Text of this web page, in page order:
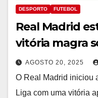
DESPORTO FUTEBOL
Real Madrid
vitória magra
AGOSTO 20, 2025
O Real Madrid iniciou
Liga com uma vitória